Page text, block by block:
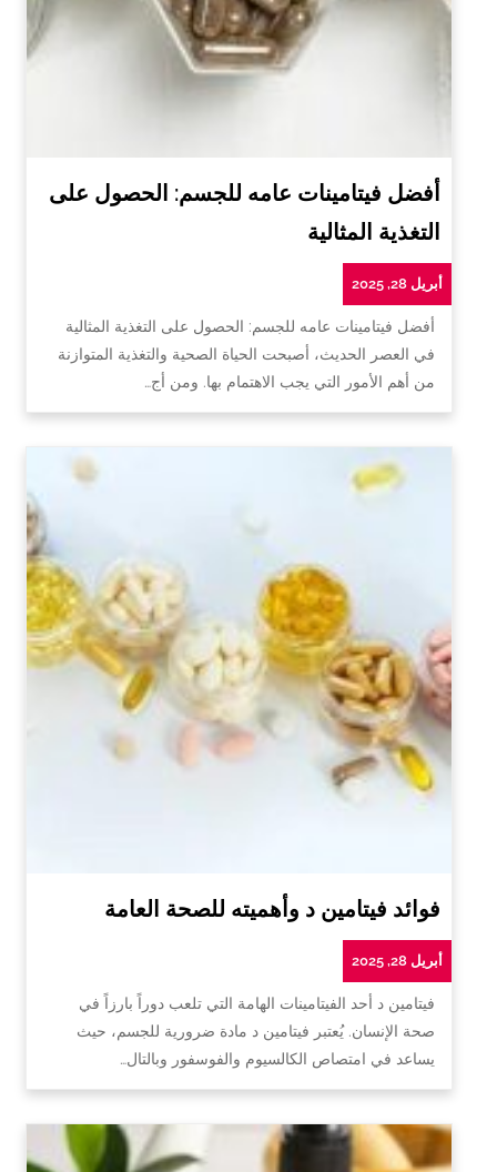
أفضل فيتامينات عامه للجسم: الحصول على
التغذية المثالية
أبريل 28, 2025
أفضل فيتامينات عامه للجسم: الحصول على التغذية المثالية
في العصر الحديث، أصبحت الحياة الصحية والتغذية المتوازنة
من أهم الأمور التي يجب الاهتمام بها. ومن أج…
فوائد فيتامين د وأهميته للصحة العامة
أبريل 28, 2025
فيتامين د أحد الفيتامينات الهامة التي تلعب دوراً بارزاً في
صحة الإنسان. يُعتبر فيتامين د مادة ضرورية للجسم، حيث
يساعد في امتصاص الكالسيوم والفوسفور وبالتال…